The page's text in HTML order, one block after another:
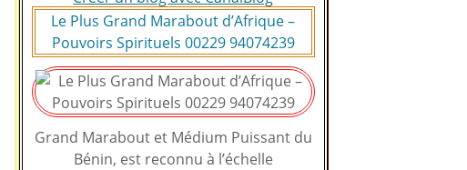
Le Plus Grand Marabout d’Afrique –
Pouvoirs Spirituels 00229 94074239
Grand Marabout et Médium Puissant du
Bénin, est reconnu à l’échelle